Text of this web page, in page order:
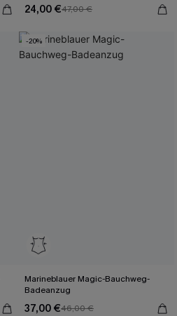
24,00 €47,00 €
-20%
Marineblauer Magic-Bauchweg-
Badeanzug
37,00 €46,00 €